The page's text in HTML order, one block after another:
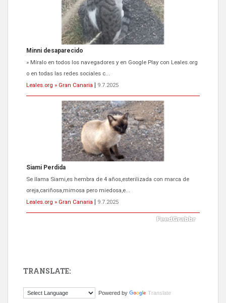
Minni desaparecido
» Míralo en todos los navegadores y en Google Play con Leales.org
o en todas las redes sociales c...
Leales.org » Gran Canaria
9.7.2025
Siami Perdida
Se llama Siami,es hembra de 4 años,esterilizada con marca de
oreja,cariñosa,mimosa pero miedosa,e...
Leales.org » Gran Canaria
9.7.2025
El ayuntamiento se va a llevar a Los Gatos callejeros de la zona los
TRANSLATE:
Powered by Translate